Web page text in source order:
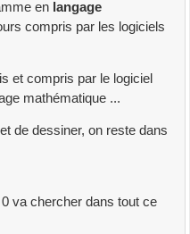
en langage
compris par les logiciels
et compris par le logiciel
mathématique ...
de dessiner, on reste dans
va chercher dans tout ce